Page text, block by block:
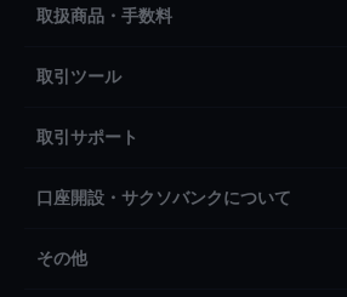
取扱商品・手数料
取引ツール
取引サポート
口座開設・サクソバンクについて
その他